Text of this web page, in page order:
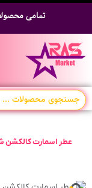
تمامی